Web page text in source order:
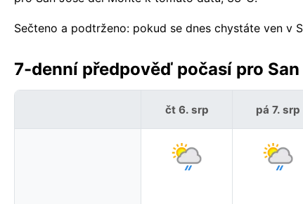
Sečteno a podtrženo: pokud se dnes chystáte ven v
7-denní předpověď počasí pro
čt 6. srp pá 7. srp